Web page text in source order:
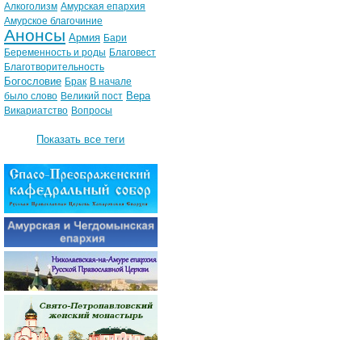
Алкоголизм Амурская епархия
Амурское благочиние
Анонсы Армия Бари
Беременность и роды Благовест
Благотворительность
Богословие Брак В начале
было слово Великий пост Вера
Викариатство Вопросы
Показать все теги